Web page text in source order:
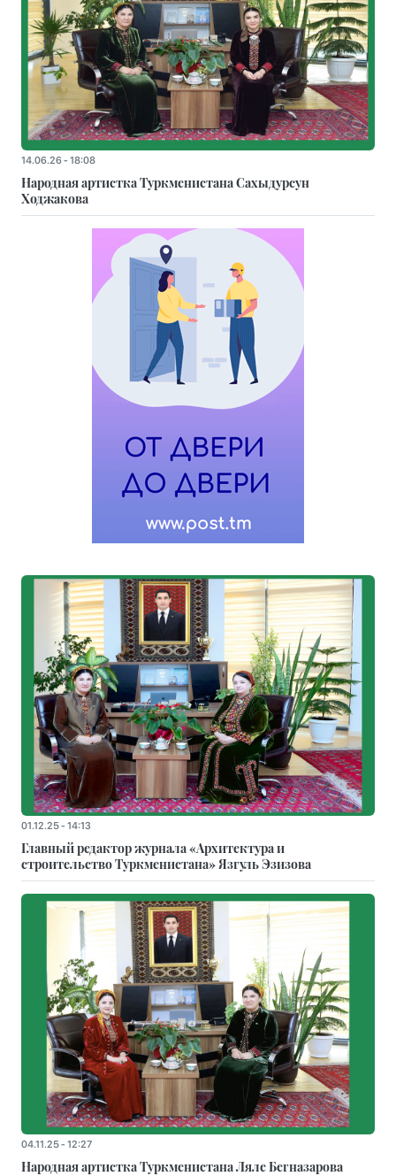
14.06.26 - 18:08
Народная артистка Туркменистана Сахыдурсун
Ходжакова
01.12.25 - 14:13
Главный редактор журнала «Архитектура и
строительство Туркменистана» Язгуль Эзизова
04.11.25 - 12:27
Народная артистка Туркменистана Ляле Бегназарова